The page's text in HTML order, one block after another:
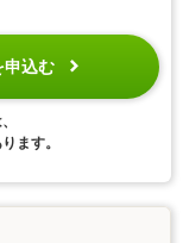
申込む
ます。